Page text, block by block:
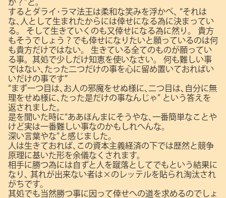
か？”と。
するとダライ･ラマ法王は柔和な笑みを浮かべ､
“それは
な､人として生まれたからには倖せになる為に決まってい
る。
そして生きていくのも又倖せになる為に然り。
貴方
もそうでしょう？でも倖せになりたいと願っているのは何
も貴方だけではない。
生きている全てのものが願ってい
る事。其処で少しだけ知恵を使いなさい。
何も難しい事
ではない､たった二つだけの事を心に留め置いておればい
いだけの事です”
“まず一つ目は､お人の邪魔をせぬ様に､二つ目は､自分に無
理をせぬ様に､たった是だけの事なんじゃ” という答えを
返されました。
是を聞いた時に“ああほんまにそうやな､一番簡単なことや
けど実は一番難しい事なのかもしれへんな。
深い言葉やな”と感じました。
人は生きておれば､この資本主義経済の下では歴然と競争
原理に基いた形を余儀なくされます。
相手に勝つ為には自ずと人を蹴落としてでもという結果に
なり､
其れが出来ない者は×のレッテルを貼られ淘汰され
がちです。
其処でも当然勝つ事に因って倖せへの道を求めるのでしょ